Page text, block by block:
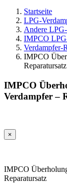
Startseite
LPG-
Andere
IMPCO
Verdampfer-
IMPCO
Reparatursatz
IMPCO
Verdampfer –
×
IMPCO
Reparatursatz